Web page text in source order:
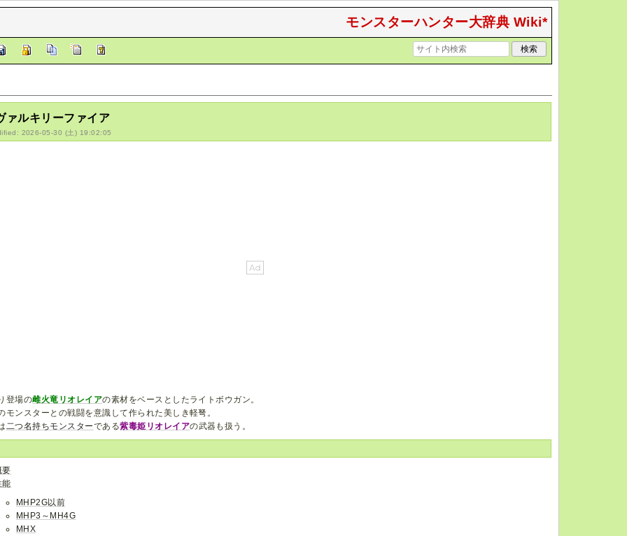
モンスターハンター大辞典 Wiki*
ァルキリーファイア
2026-05-30 (土) 19:02:05
登場の雌火竜リオレイアの素材をベースとしたライトボウガン。
モンスターとの戦闘を意識して作られた美しき軽弩。
二つ名持ちモンスターである紫毒姫リオレイアの武器も扱う。
要
能
MHP2G以前
MHP3～MH4G
MHX